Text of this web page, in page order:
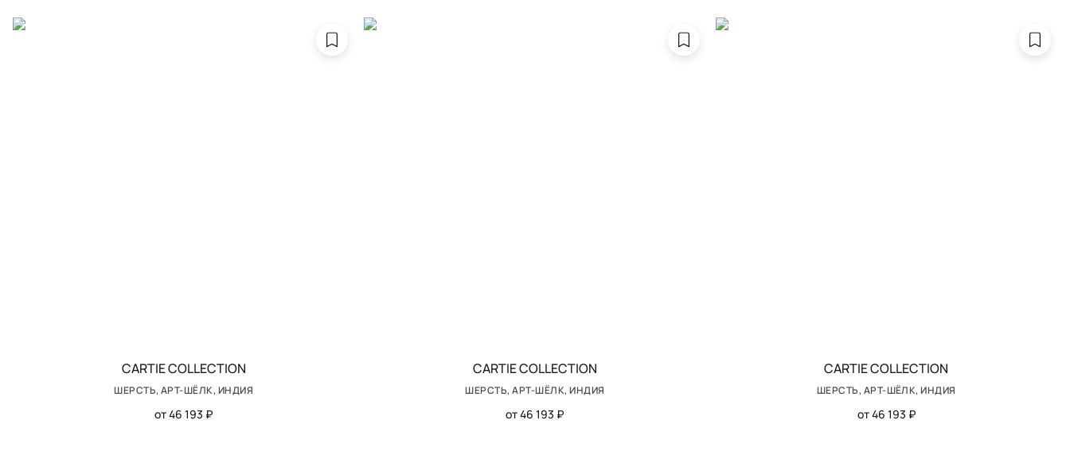
CARTIE COLLECTION
ШЕРСТЬ, АРТ-ШЁЛК, ИНДИЯ
от 46 193 ₽
CARTIE COLLECTION
ШЕРСТЬ, АРТ-ШЁЛК, ИНДИЯ
от 46 193 ₽
CARTIE COLLECTION
ШЕРСТЬ, АРТ-ШЁЛК, ИНДИЯ
от 46 193 ₽